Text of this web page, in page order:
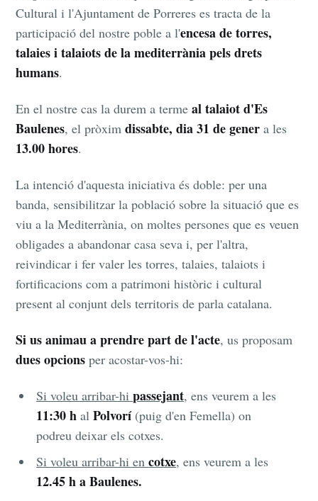
Cultural i l'Ajuntament de Porreres es tracta de la
participació del nostre poble a l'encesa de torres,
talaies i talaiots de la mediterrània pels drets
humans.
En el nostre cas la durem a termeal talaiot d'Es
Baulenes, el pròximdissabte, dia 31 de gener a les
13.00 hores.
La intenció d'aquesta iniciativa és doble: per una
banda, sensibilitzar la població sobre la situació que es
viu a la Mediterrània, on moltes persones que es veuen
obligades a abandonar casa seva i, per l'altra,
reivindicar i fer valer les torres, talaies, talaiots i
fortificacions com a patrimoni històric i cultural
present al conjunt dels territoris de parla catalana.
Si us animau a prendre part de l'acte, us proposam
dues opcions per acostar-vos-hi:
Si voleu arribar-hipassejant, ens veurem a les
11:30 h alPolvorí (puig d'en Femella) on
podreu deixar els cotxes.
Si voleu arribar-hi encotxe, ens veurem a les
12.45 h a Baulenes.